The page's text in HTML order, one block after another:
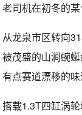
老司机在初冬的
从龙泉市区转向
被茂盛的山涧蜿
有点赛道漂移的味
搭载1.3T四缸涡